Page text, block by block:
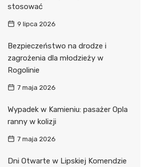
stosować
9 lipca 2026
Bezpieczeństwo na drodze i
zagrożenia dla młodzieży w
Rogolinie
7 maja 2026
Wypadek w Kamieniu: pasażer Opla
ranny w kolizji
7 maja 2026
Dni Otwarte w Lipskiej Komendzie